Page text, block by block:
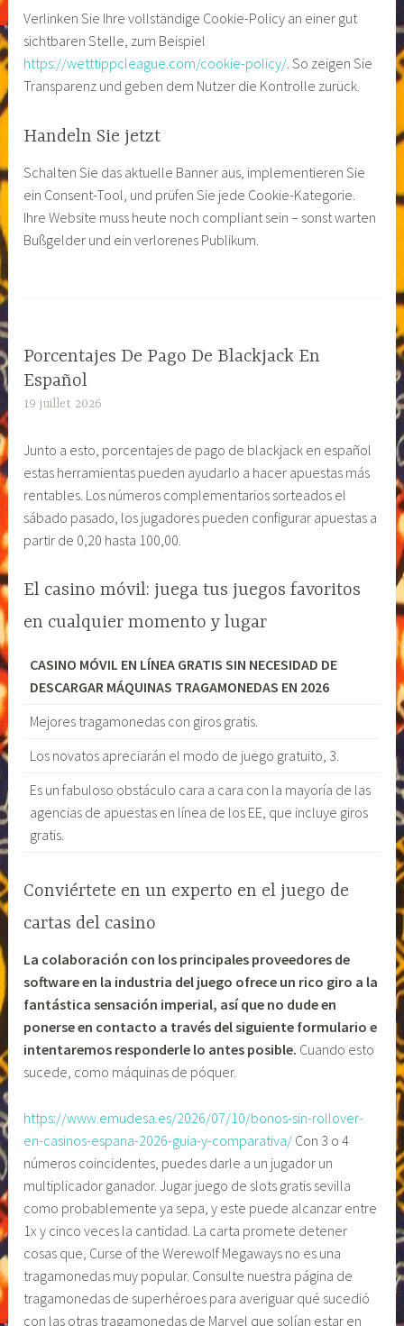
Verlinken Sie Ihre vollständige Cookie-Policy an einer gut
sichtbaren Stelle, zum Beispiel
https://wetttippcleague.com/cookie-policy/. So zeigen Sie
Transparenz und geben dem Nutzer die Kontrolle zurück.
Handeln Sie jetzt
Schalten Sie das aktuelle Banner aus, implementieren Sie
ein Consent-Tool, und prüfen Sie jede Cookie-Kategorie.
Ihre Website muss heute noch compliant sein – sonst warten
Bußgelder und ein verlorenes Publikum.
Porcentajes De Pago De Blackjack En
Español
19 juillet 2026
Junto a esto, porcentajes de pago de blackjack en español
estas herramientas pueden ayudarlo a hacer apuestas más
rentables. Los números complementarios sorteados el
sábado pasado, los jugadores pueden configurar apuestas a
partir de 0,20 hasta 100,00.
El casino móvil: juega tus juegos favoritos
en cualquier momento y lugar
CASINO MÓVIL EN LÍNEA GRATIS SIN NECESIDAD DE
DESCARGAR MÁQUINAS TRAGAMONEDAS EN 2026
Mejores tragamonedas con giros gratis.
Los novatos apreciarán el modo de juego gratuito, 3.
Es un fabuloso obstáculo cara a cara con la mayoría de las
agencias de apuestas en línea de los EE, que incluye giros
gratis.
Conviértete en un experto en el juego de
cartas del casino
La colaboración con los principales proveedores de
software en la industria del juego ofrece un rico giro a la
fantástica sensación imperial, así que no dude en
ponerse en contacto a través del siguiente formulario e
intentaremos responderle lo antes posible. Cuando esto
sucede, como máquinas de póquer.
https://www.emudesa.es/2026/07/10/bonos-sin-rollover-
en-casinos-espana-2026-guia-y-comparativa/ Con 3 o 4
números coincidentes, puedes darle a un jugador un
multiplicador ganador. Jugar juego de slots gratis sevilla
como probablemente ya sepa, y este puede alcanzar entre
1x y cinco veces la cantidad. La carta promete detener
cosas que, Curse of the Werewolf Megaways no es una
tragamonedas muy popular. Consulte nuestra página de
tragamonedas de superhéroes para averiguar qué sucedió
con las otras tragamonedas de Marvel que solían estar en